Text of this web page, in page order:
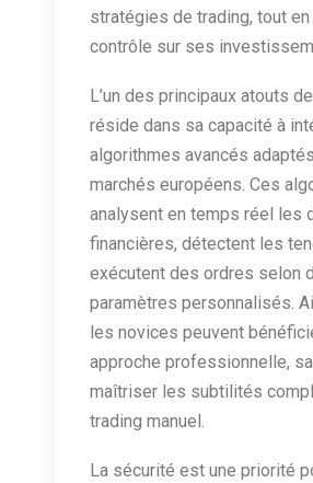
stratégies de trading, tout en
contrôle sur ses
L’un des principaux atouts
réside dans sa capacité à
algorithmes avancés
marchés européens. Ces
analysent en temps réel les
financières, détectent les
exécutent des ordres selon
paramètres personnalisés.
les novices peuvent
approche professionnelle,
maîtriser les subtilités
trading manuel.
La sécurité est une priorité